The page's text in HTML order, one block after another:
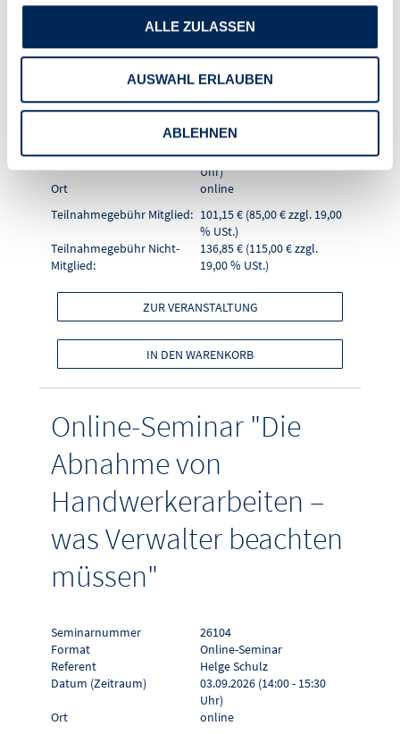
ALLE ZULASSEN
AUSWAHL ERLAUBEN
ABLEHNEN
"Crashkurs WEG-
Verwalter - Teil 3"
Seminarnummer
26021
Walburga Egle
Datum (Zeitraum)
03.09.2026 (10:00 - 11:30
Uhr)
Ort
online
Teilnahmegebühr Mitglied: 101,15 € (85,00 € zzgl. 19,00
% USt.)
Teilnahmegebühr Nicht-
Mitglied:
136,85 € (115,00 € zzgl.
19,00 % USt.)
ZUR VERANSTALTUNG
IN DEN WARENKORB
Online-Seminar "Die
Abnahme von
Handwerkerarbeiten –
was Verwalter beachten
müssen"
Seminarnummer
26104
Format
Online-Seminar
Referent
Helge Schulz
Datum (Zeitraum)
03.09.2026 (14:00 - 15:30
Uhr)
Ort
online